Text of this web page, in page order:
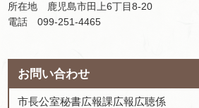
所在地 鹿児島市田上6丁目8-20
電話 099-251-4465
お問い合わせ
市長公室秘書広報課広報広聴係